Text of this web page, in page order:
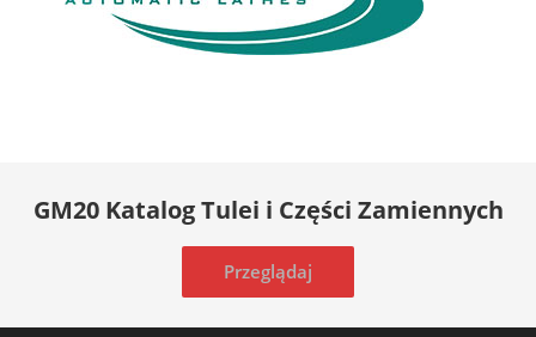
GM20 Katalog Tulei i Części Zamiennych
Przeglądaj